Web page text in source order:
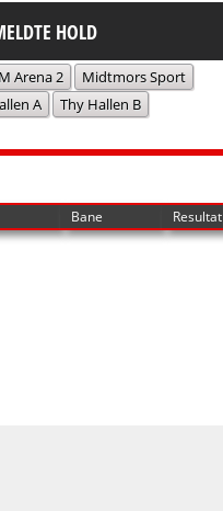
HOLD
Arena 2
Midtmors Sport
A Thy Hallen B
Bane Resultat